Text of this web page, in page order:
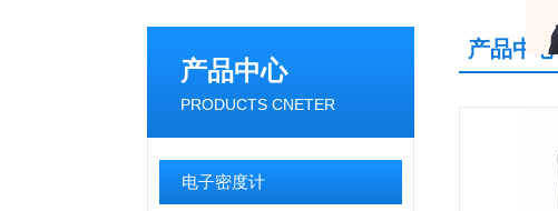
产品中心
PRODUCTS CNETER
电子密度计
产品中心